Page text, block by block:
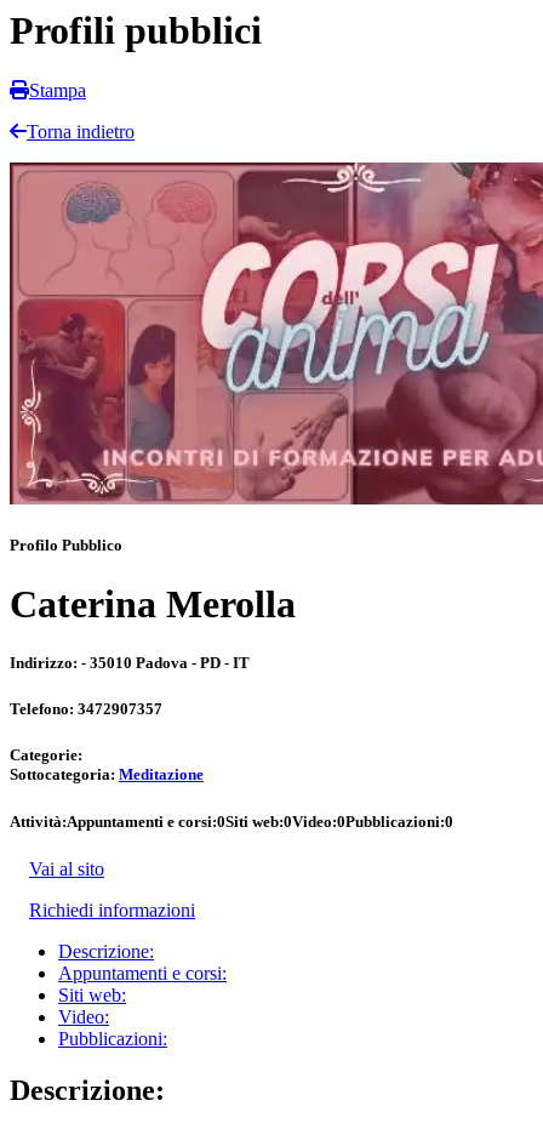
Profili pubblici
Stampa
Torna indietro
Profilo Pubblico
Caterina Merolla
Indirizzo: - 35010 Padova - PD - IT
Telefono: 3472907357
Categorie:
Sottocategoria: Meditazione
Attività:Appuntamenti e corsi:0Siti web:0Video:0Pubblicazioni:0
Vai al sito
Richiedi informazioni
Descrizione:
Appuntamenti e corsi:
Siti web:
Video:
Pubblicazioni:
Descrizione: